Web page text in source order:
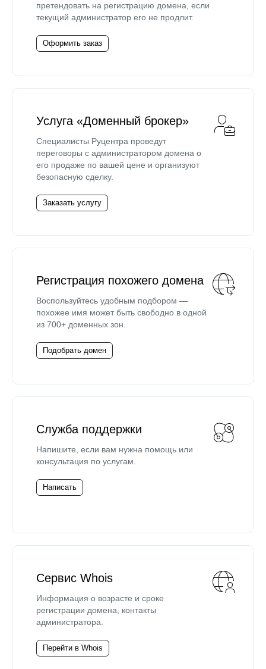
претендовать на регистрацию домена, если
текущий администратор его не продлит.
Оформить заказ
Услуга «Доменный брокер»
Специалисты Руцентра проведут
переговоры с администратором домена о
его продаже по вашей цене и организуют
безопасную сделку.
Заказать услугу
Регистрация похожего домена
Воспользуйтесь удобным подбором —
похожее имя может быть свободно в одной
из 700+ доменных зон.
Подобрать домен
Служба поддержки
Напишите, если вам нужна помощь или
консультация по услугам.
Написать
Сервис Whois
Информация о возрасте и сроке
регистрации домена, контакты
администратора.
Перейти в Whois